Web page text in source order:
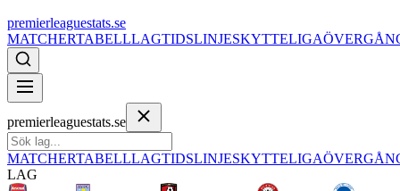
premierleaguestats.se
MATCHERTABELLLAGTIDSLINJESKYTTELIGA
premierleaguestats.se
MATCHERTABELLLAGTIDSLINJESKYTTELIGA
LAG